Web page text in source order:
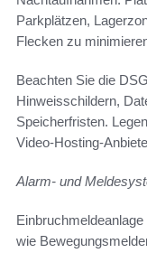
Parkplätzen,
Flecken zu
Beachten Sie die
Hinweisschildern,
Speicherfristen.
Video-Hosting-
Alarm- und
wie